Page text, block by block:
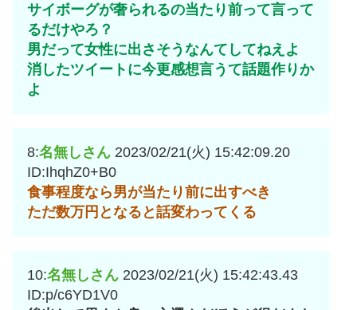
サイボーグが奢られるの当たり前って言って
るだけやろ？
男だって女性に出さそうなんてしてねえよ
消したツイートに今更感想言うて話題作りか
よ
8:名無しさん 2023/02/21(火) 15:42:09.20
ID:IhqhZ0+B0
食事程度なら男が当たり前に出すべき
ただ数万円となると話変わってくる
10:名無しさん 2023/02/21(火) 15:42:43.43
ID:p/c6YD1V0